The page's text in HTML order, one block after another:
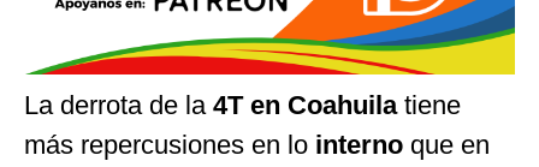
La derrota de la 4T en Coahuilatiene
más repercusiones en lo interno que en